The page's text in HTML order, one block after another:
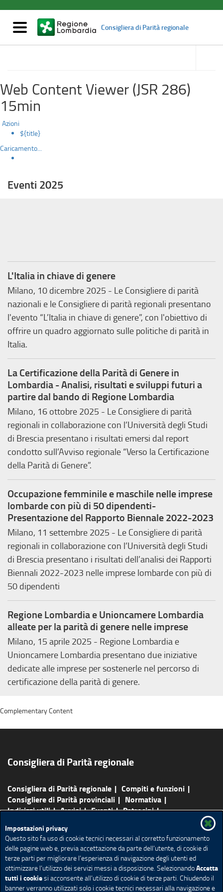
contenuto
principale
Eventi
2025Mostra/nascondi
navigazione
Consigliera di Parità regionale
accedi
Web Content Viewer (JSR 286)
15min
Azioni
${title}
Caricamento...
Eventi 2025
L'Italia in chiave di genere
Milano, 10 dicembre 2025 - Le Consigliere di parità
nazionali e le Consigliere di parità regionali presentano
l'evento “L’Italia in chiave di genere”, con l'obiettivo di
offrire un quadro aggiornato sulle politiche di parità in
Italia.
La Certificazione della Parità di Genere in
Lombardia - Analisi, risultati e sviluppi futuri a
partire dal bando di Regione Lombardia
Milano, 16 ottobre 2025 - Le Consigliere di parità
regionali in collaborazione con l’Università degli Studi
di Brescia presentano i risultati emersi dal report
condotto sull’Avviso regionale “Verso la Certificazione
della Parità di Genere”.
Occupazione femminile e maschile nelle imprese
lombarde con più di 50 dipendenti-
Presentazione del Rapporto Biennale 2022-2023
Milano, 11 settembre 2025 - Le Consigliere di parità
regionali in collaborazione con l’Università degli Studi
di Brescia presentano i risultati dell’analisi dei Rapporti
Biennali 2022-2023 nelle imprese lombarde con più di
50 dipendenti
Regione Lombardia e Unioncamere Lombardia
alleate per la parità di genere nelle imprese
Milano, 15 aprile 2025 - Regione Lombardia e
Unioncamere Lombardia presentano due iniziative
dedicate alle imprese per sostenerle nel percorso di
certificazione della parità di genere.
Impostazioni privacy
Questo sito fa uso di cookie tecnici necessari al corretto funzionamento
delle pagine web e, previa accettazione da parte dell’utente, di cookie di
terze parti per migliorare l’esperienza di navigazione degli utenti ed
ottimizzare l’utilizzo dei servizi messi a disposizione. SelezionandoAccetta
tutti i cookiesi acconsente all’utilizzo di cookie di terze parti. Chiudendo il
banner verranno utilizzati solo i cookie tecnici necessari alla navigazione e
Consigliera di Parità regionale
Consigliera di Parità regionale
Compiti e funzioni
Consigliere di Parità provinciali
Normativa
Indirizzi utili
Avvisi Eventi
Patrocini
Rassegna Stampa
Mappa del sito
Ricerca avanzata
Feed RSS
Redazione
Privacy Note legali
Accessibilità
Cookie policy
Impostazione Cookie
Complementary Content